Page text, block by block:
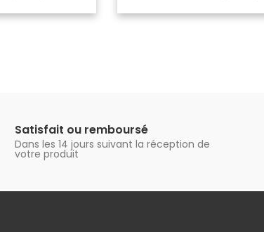
Satisfait ou remboursé
Dans les 14 jours suivant la réception de
votre produit